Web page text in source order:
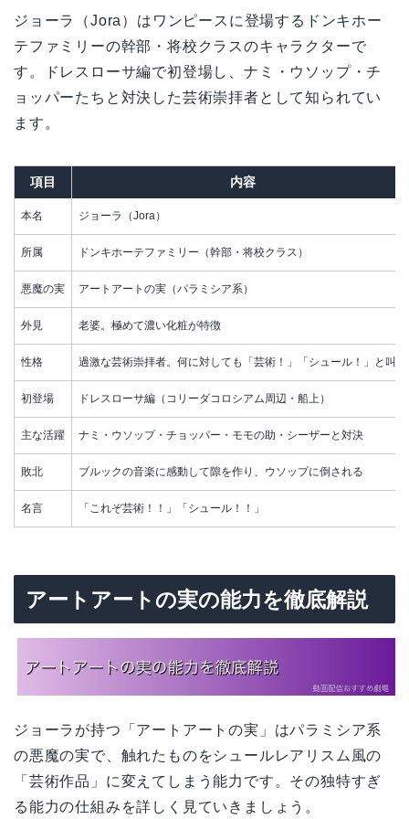
ジョーラ（Jora）はワンピースに登場するドンキホー
テファミリーの幹部・将校クラスのキャラクターで
す。ドレスローサ編で初登場し、ナミ・ウソップ・チ
ョッパーたちと対決した芸術崇拝者として知られてい
ます。
項目 内容
本名 ジョーラ（Jora）
所属 ドンキホーテファミリー（幹部・将校クラス）
悪魔の実 アートアートの実（パラミシア系）
外見 老婆。極めて濃い化粧が特徴
性格 過激な芸術崇拝者。何に対しても「芸術！」「シュール！」と叫ぶ
初登場 ドレスローサ編（コリーダコロシアム周辺・船上）
主な活躍 ナミ・ウソップ・チョッパー・モモの助・シーザーと対決
敗北 ブルックの音楽に感動して隙を作り、ウソップに倒される
名言 「これぞ芸術！！」「シュール！！」
アートアートの実の能力を徹底解説
ジョーラが持つ「アートアートの実」はパラミシア系
の悪魔の実で、触れたものをシュールレアリスム風の
「芸術作品」に変えてしまう能力です。その独特すぎ
る能力の仕組みを詳しく見ていきましょう。